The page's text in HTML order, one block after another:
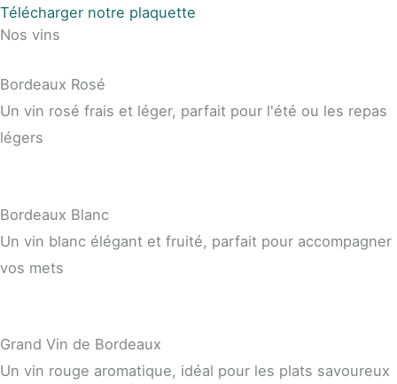
Télécharger notre plaquette
Nos vins
Bordeaux Rosé
Un vin rosé frais et léger, parfait pour l'été ou les repas
légers
Bordeaux Blanc
Un vin blanc élégant et fruité, parfait pour accompagner
vos mets
Grand Vin de Bordeaux
Un vin rouge aromatique, idéal pour les plats savoureux